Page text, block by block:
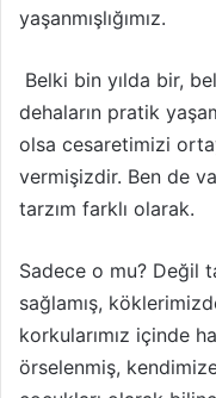
yaşanmışlığımız.
Belki bin yılda bir,
dehaların pratik
olsa cesaretimizi
vermişizdir. Ben de
tarzım farklı olarak.
Sadece o mu? Değil
sağlamış,
korkularımız içinde
örselenmiş,